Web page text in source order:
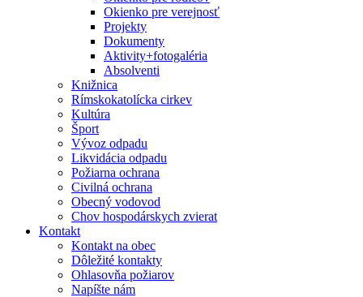
Okienko pre verejnosť
Projekty
Dokumenty
Aktivity+fotogaléria
Absolventi
Knižnica
Rímskokatolícka cirkev
Kultúra
Šport
Vývoz odpadu
Likvidácia odpadu
Požiarna ochrana
Civilná ochrana
Obecný vodovod
Chov hospodárskych zvierat
Kontakt
Kontakt na obec
Dôležité kontakty
Ohlasovňa požiarov
Napíšte nám